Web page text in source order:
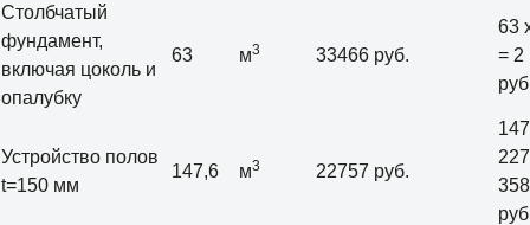
Столбчатый
фундамент,
включая цоколь и
опалубку
63 м3 33466 руб.
63
= 2
Устройство полов
t=150 мм
147,6 м3 22757 руб.